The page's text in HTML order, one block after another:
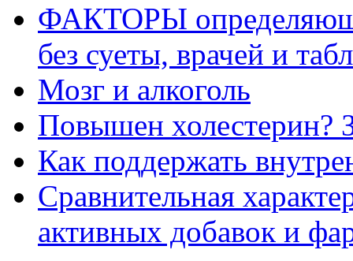
ФАКТОРЫ
без суеты, врачей и
Мозг и алкоголь
Повышен холестерин?
Как поддержать
Сравнительная
активных добавок и